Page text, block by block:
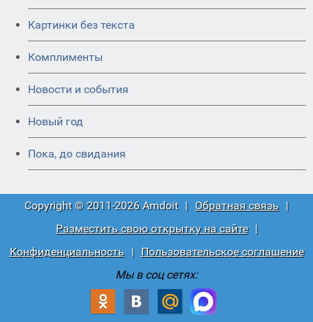
Картинки без текста
Комплименты
Новости и события
Новый год
Пока, до свидания
Copyright © 2011-2026 Amdoit | Обратная связь |
Разместить свою открытку на сайте
|
Конфиденциальность
|
Пользовательское соглашение
Мы в соц сетях: